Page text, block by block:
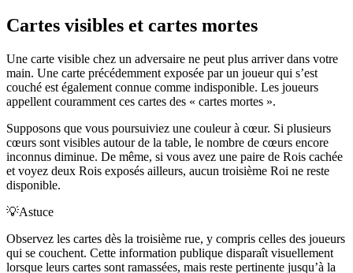
Cartes visibles et cartes mortes
Une carte visible chez un adversaire ne peut plus arriver dans votre
main. Une carte précédemment exposée par un joueur qui s’est
couché est également connue comme indisponible. Les joueurs
appellent couramment ces cartes des « cartes mortes ».
Supposons que vous poursuiviez une couleur à cœur. Si plusieurs
cœurs sont visibles autour de la table, le nombre de cœurs encore
inconnus diminue. De même, si vous avez une paire de Rois cachée
et voyez deux Rois exposés ailleurs, aucun troisième Roi ne reste
disponible.
💡Astuce
Observez les cartes dès la troisième rue, y compris celles des joueurs
qui se couchent. Cette information publique disparaît visuellement
lorsque leurs cartes sont ramassées, mais reste pertinente jusqu’à la